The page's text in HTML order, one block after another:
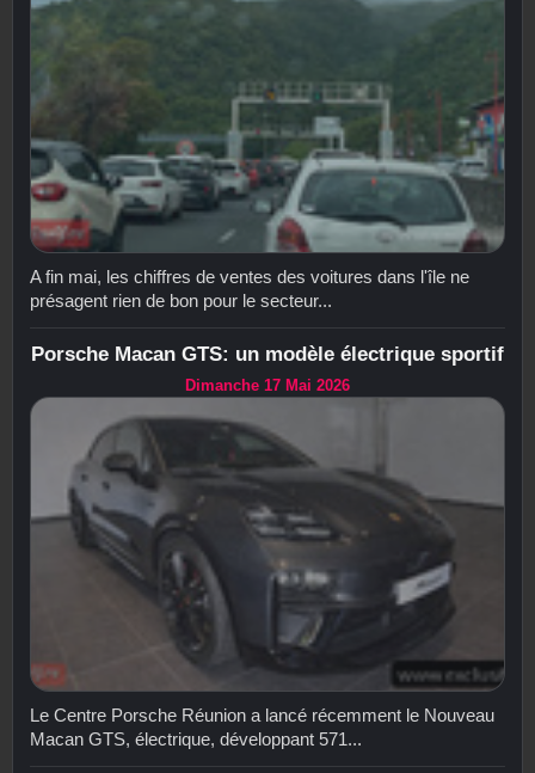
A fin mai, les chiffres de ventes des voitures dans l'île ne
présagent rien de bon pour le secteur...
Porsche Macan GTS: un modèle électrique sportif
Dimanche 17 Mai 2026
Le Centre Porsche Réunion a lancé récemment le Nouveau
Macan GTS, électrique, développant 571...